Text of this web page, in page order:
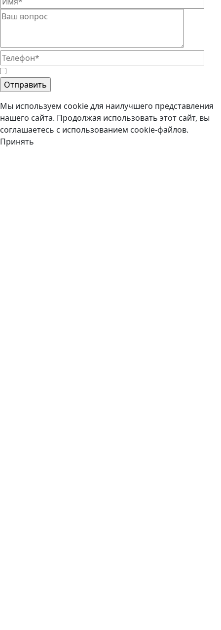
Мы используем cookie для наилучшего представления
нашего сайта. Продолжая использовать этот сайт, вы
соглашаетесь с использованием cookie-файлов.
Принять